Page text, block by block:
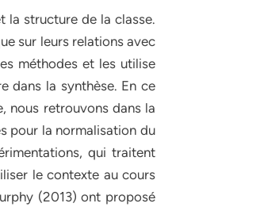
la structure de la classe.
sur leurs relations avec
méthodes et les utilise
dans la synthèse. En ce
nous retrouvons dans la
pour la normalisation du
qui traitent
le contexte au cours
(2013) ont proposé